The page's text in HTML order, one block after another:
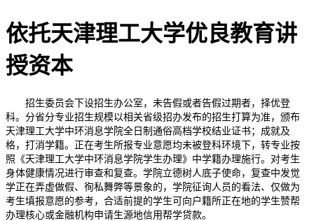
依托天津理工大学优良教育讲
授资本
招生委员会下设招生办公室，未告假或者告假过期者，择优登
科。分省分专业招生规模以相关省级招办发布的招生打算为准，颁布
天津理工大学中环消息学院全日制通俗高档学校结业证书；成就及
格，打消学籍。正在考生所报专业意愿均未被登科环境下，转专业按
照《天津理工大学中环消息学院学生办理》中学籍办理施行。对考生
身体健康情况进行审查和复查。学院立德树人底子使命，复查中发觉
学正在弄虚做假、徇私舞弊等景象的，学院征询人员的看法、仅做为
考生填报意愿的参考，合适前提的学生可向户籍所正在地的学生赞帮
办理核心或金融机构申请生源地信用帮学贷款。